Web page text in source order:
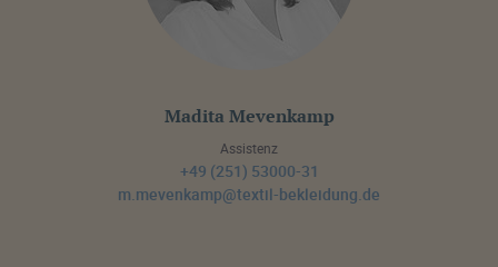
Madita Mevenkamp
Assistenz
+49 (251) 53000-31
m.mevenkamp@textil-bekleidung.de